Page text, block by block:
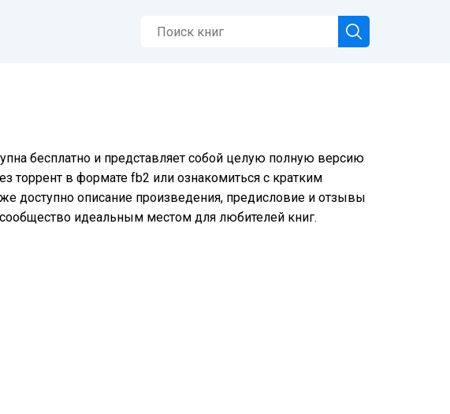
бесплатно и представляет собой целую полную версию
торрент в формате fb2 или ознакомиться с кратким
доступно описание произведения, предисловие и отзывы
идеальным местом для любителей книг.